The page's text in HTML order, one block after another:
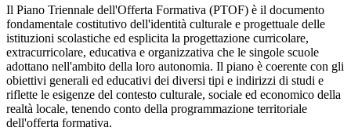
Il Piano Triennale dell'Offerta Formativa (PTOF) è il documento
fondamentale costitutivo dell'identità culturale e progettuale delle
istituzioni scolastiche ed esplicita la progettazione curricolare,
extracurricolare, educativa e organizzativa che le singole scuole
adottano nell'ambito della loro autonomia. Il piano è coerente con gli
obiettivi generali ed educativi dei diversi tipi e indirizzi di studi e
riflette le esigenze del contesto culturale, sociale ed economico della
realtà locale, tenendo conto della programmazione territoriale
dell'offerta formativa.